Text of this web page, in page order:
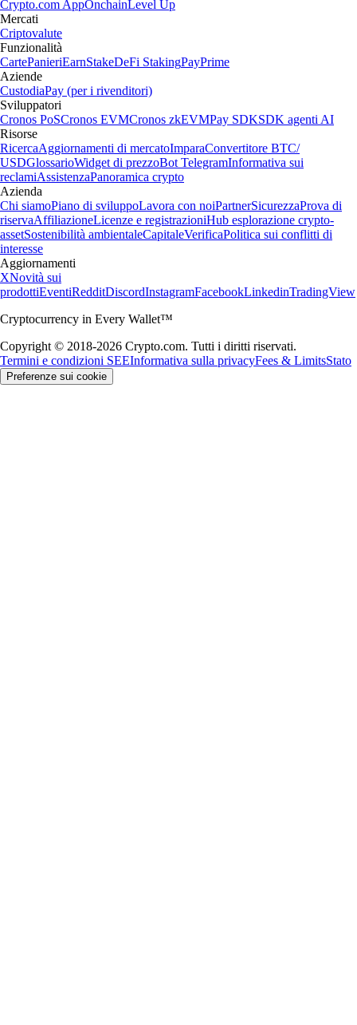
Crypto.com AppOnchainLevel Up
Mercati
Criptovalute
Funzionalità
CartePanieriEarnStakeDeFi StakingPayPrime
Aziende
CustodiaPay (per i rivenditori)
Sviluppatori
Cronos PoSCronos EVMCronos zkEVMPay SDKSDK agenti AI
Risorse
RicercaAggiornamenti di mercatoImparaConvertitore BTC/
USDGlossarioWidget di prezzoBot TelegramInformativa sui
reclamiAssistenzaPanoramica crypto
Azienda
Chi siamoPiano di sviluppoLavora con noiPartnerSicurezzaProva di
riservaAffiliazioneLicenze e registrazioniHub esplorazione crypto-
assetSostenibilità ambientaleCapitaleVerificaPolitica sui conflitti di
interesse
Aggiornamenti
XNovità sui
prodottiEventiRedditDiscordInstagramFacebookLinkedinTradingView
Cryptocurrency in Every Wallet™
Copyright © 2018-2026 Crypto.com. Tutti i diritti riservati.
Termini e condizioni SEEInformativa sulla privacyFees & LimitsStato
Preferenze sui cookie